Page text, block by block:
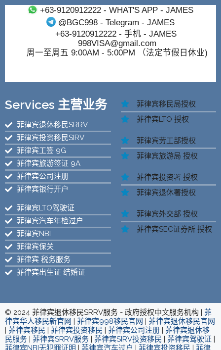
+63-9120912222- WHAT'S APP - JAMES
@BGC998 - Telegram - JAMES
+63-9120912222- 手机 - JAMES
998VISA@gmail.com
周一至周五 9:00AM - 5:00PM （法定节假日休业)
Services 主营业务
菲律宾退休移民SRRV
菲律宾投资移民SIRV
菲律宾工签 9G
菲律宾旅游签证 9A
菲律宾公司注册
菲律宾银行开户
菲律宾LTO驾驶证
菲律宾汽车年检过户
菲律宾NBI
菲律宾保关
菲律宾 税务服务
菲律宾出生证 结婚证
菲律宾移民局授权
菲律宾LTO 授权
菲律宾劳工部授权
菲律宾旅游局 授权
菲律宾投资署 授权
菲律宾退休署授权
菲律宾外交部 授权
菲律宾SEC证券所 授权
© 2024 菲律宾退休移民SRRV服务 - 政府授权中文服务机构 | 菲
律宾华人移民新官网 | 菲律宾998移民官网 | 菲律宾退休移民官网
| 菲律宾移民 | 菲律宾投资移民 | 菲律宾公司注册 | 菲律宾退休移
民服务 | 菲律宾SRRV服务 | 菲律宾SIRV投资移民 | 菲律宾驾驶证 |
菲律宾NBI无犯罪证明 | 菲律宾汽车过户 | 菲律宾投资移民 | 菲律